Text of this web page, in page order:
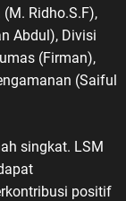
Ridho.S.F),
Abdul), Divisi
(Firman),
(Saiful
singkat. LSM
positif